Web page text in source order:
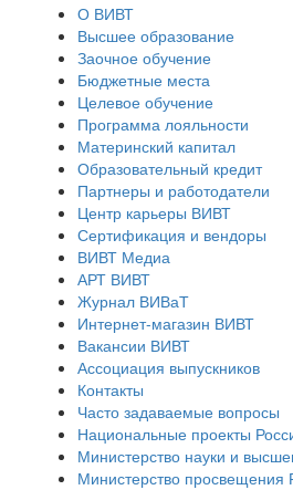
О ВИВТ
Высшее образование
Заочное обучение
Бюджетные места
Целевое обучение
Программа лояльности
Материнский капитал
Образовательный кредит
Партнеры и работодатели
Центр карьеры ВИВТ
Сертификация и вендоры
ВИВТ Медиа
АРТ ВИВТ
Журнал ВИВаТ
Интернет-магазин ВИВТ
Вакансии ВИВТ
Ассоциация выпускников
Контакты
Часто задаваемые вопросы
Национальные проекты
Министерство науки и
Министерство просвещения